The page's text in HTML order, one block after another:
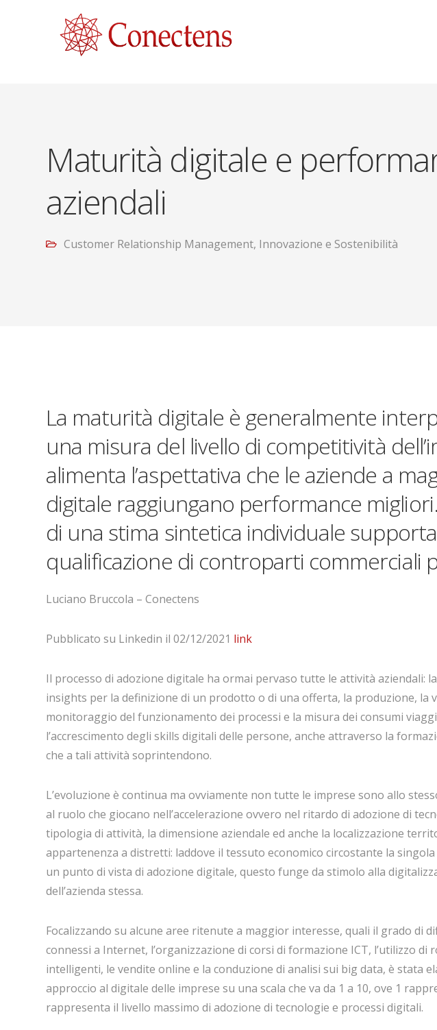
Maturità digitale e
aziendali
Customer Relationship Management, Innovazione e Sostenibilità
La maturità digitale è generalmente
una misura del livello di competitività
alimenta l’aspettativa che le aziende a
digitale raggiungano performance
di una stima sintetica individuale
qualificazione di controparti commerciali
Luciano Bruccola – Conectens
Pubblicato su Linkedin il 02/12/2021 link
Il processo di adozione digitale ha ormai pervaso tutte le attività aziendali:
insights per la definizione di un prodotto o di una offerta, la produzione, la
monitoraggio del funzionamento dei processi e la misura dei consumi
l’accrescimento degli skills digitali delle persone, anche attraverso la
che a tali attività soprintendono.
L’evoluzione è continua ma ovviamente non tutte le imprese sono allo
al ruolo che giocano nell’accelerazione ovvero nel ritardo di adozione di
tipologia di attività, la dimensione aziendale ed anche la localizzazione
appartenenza a distretti: laddove il tessuto economico circostante la
un punto di vista di adozione digitale, questo funge da stimolo alla
dell’azienda stessa.
Focalizzando su alcune aree ritenute a maggior interesse, quali il grado di
connessi a Internet, l’organizzazione di corsi di formazione ICT, l’utilizzo di
intelligenti, le vendite online e la conduzione di analisi sui big data, è stata
approccio al digitale delle imprese su una scala che va da 1 a 10, ove 1
rappresenta il livello massimo di adozione di tecnologie e processi digitali.